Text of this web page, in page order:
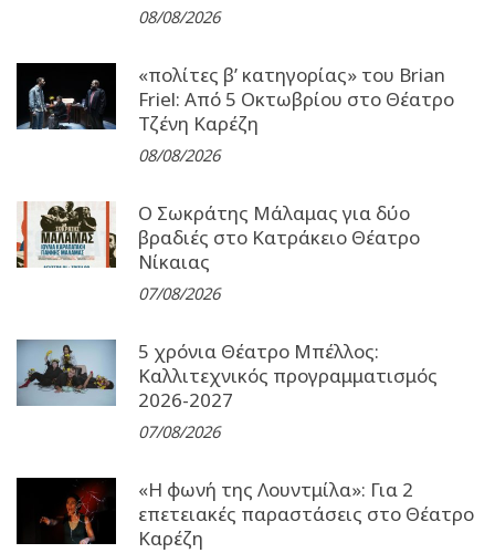
08/08/2026
«πολίτες β’ κατηγορίας» του Brian
Friel: Από 5 Οκτωβρίου στο Θέατρο
Τζένη Καρέζη
08/08/2026
Ο Σωκράτης Μάλαμας για δύο
βραδιές στο Κατράκειο Θέατρο
Νίκαιας
07/08/2026
5 χρόνια Θέατρο Μπέλλος:
Καλλιτεχνικός προγραμματισμός
2026-2027
07/08/2026
«Η φωνή της Λουντμίλα»: Για 2
επετειακές παραστάσεις στο Θέατρο
Καρέζη